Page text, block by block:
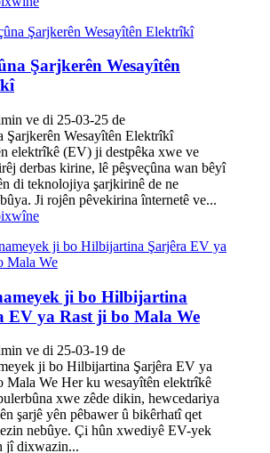
Şarjkerên Wesayîtên
ve di 25-03-25 de
Şarjkerên Wesayîtên Elektrîkî
elektrîkê (EV) ji destpêka xwe ve
derbas kirine, lê pêşveçûna wan bêyî
di teknolojiya şarjkirinê de ne
Ji rojên pêvekirina înternetê ve...
ji bo Hilbijartina
EV ya Rast ji bo Mala We
ve di 25-03-19 de
ji bo Hilbijartina Şarjêra EV ya
Mala We Her ku wesayîtên elektrîkê
xwe zêde dikin, hewcedariya
şarjê yên pêbawer û bikêrhatî qet
nebûye. Çi hûn xwediyê EV-yek
jî dixwazin...